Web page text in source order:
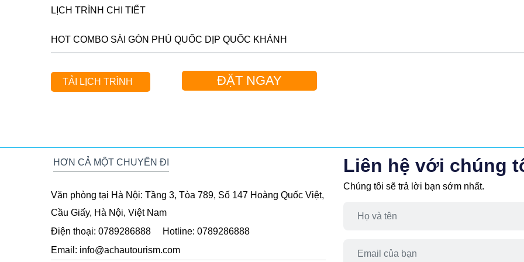
LỊCH TRÌNH CHI TIẾT
HOT COMBO SÀI GÒN PHÚ QUỐC DỊP QUỐC KHÁNH
👉𝗖𝗵𝘂̛𝗼̛𝗻𝗴 𝗧𝗿𝗶̀𝗻𝗵 𝟭: Khám Phá Các Địa Điểm Đặc Trưng Trên Bờ Đông Nam Đảo Phú Quốc
✔️Chùa Hộ Quốc (Thiền Viện Trúc Lâm)
✔️Nhà Tù Phú Quốc
✔️Suối tranh
✔️Dinh Cậu, Dinh Bà
👉𝗖𝗵𝘂̛𝗼̛𝗻𝗴 𝗧𝗿𝗶̀𝗻𝗵 𝟐: Khám Phá Thành Phố Không Ngủ Grand World Phú Quốc
TẢI LỊCH TRÌNH ĐẶT NGAY
HƠN CẢ MỘT CHUYẾN ĐI
Văn phòng tại Hà Nội: Tầng 3, Tòa 789, Số 147 Hoàng Quốc Việt,
Cầu Giấy, Hà Nội, Việt Nam
Điện thoại: 0789286888 Hotline: 0789286888
Email: info@achautourism.com
Liên hệ với chúng
Chúng tôi sẽ trả lời bạn sớm nhất.